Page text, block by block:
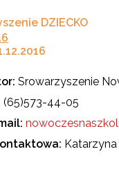
DZIECKO
Srowarzyszenie
(65)573-44-05
: